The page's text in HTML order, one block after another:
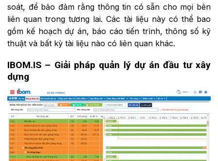
soát, để bảo đảm rằng thông tin có sẵn cho mọi bên
liên quan trong tương lai. Các tài liệu này có thể bao
gồm kế hoạch dự án, báo cáo tiến trình, thông số kỹ
thuật và bất kỳ tài liệu nào có liên quan khác.
IBOM.IS – Giải pháp quản lý dự án đầu tư xây
dựng